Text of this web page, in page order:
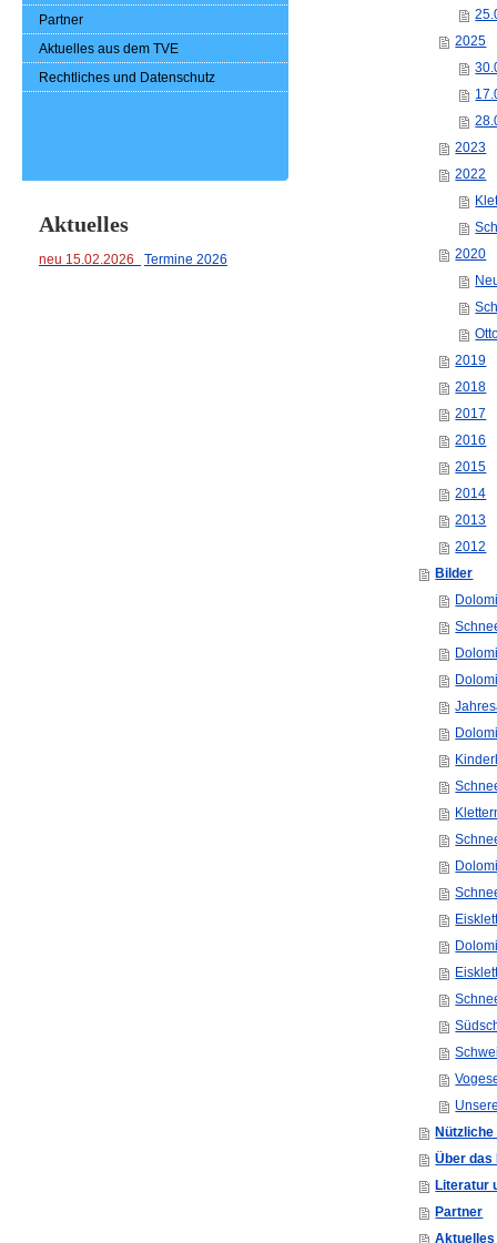
2025
2023
2022
2020
2019
2018
2017
2016
2015
2014
2013
2012
Bilder
Über
Literatur
Partner
Aktuelles
Partner
Aktuelles aus dem TVE
Rechtliches und Datenschutz
Aktuelles
neu 15.02.2026 Termine 2026